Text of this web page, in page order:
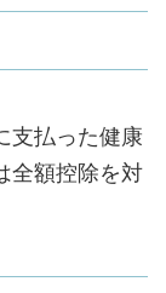
支払った健康
全額控除を対